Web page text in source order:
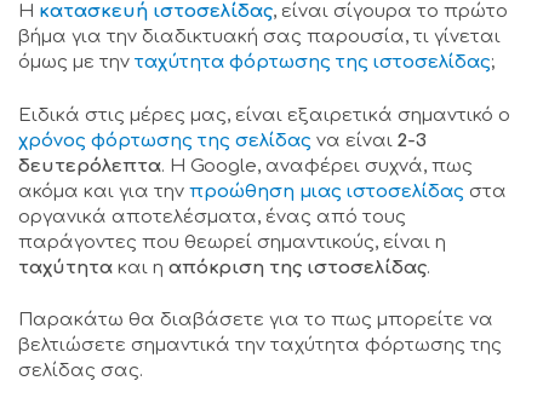
H κατασκευή ιστοσελίδας, είναι σίγουρα το πρώτο
βήμα για την διαδικτυακή σας παρουσία, τι γίνεται
όμως με την ταχύτητα φόρτωσης της ιστοσελίδας;
Ειδικά στις μέρες μας, είναι εξαιρετικά σημαντικό ο
χρόνος φόρτωσης της σελίδας να είναι 2-3
δευτερόλεπτα. Η Google, αναφέρει συχνά, πως
ακόμα και για την προώθηση μιας ιστοσελίδας στα
οργανικά αποτελέσματα, ένας από τους
παράγοντες που θεωρεί σημαντικούς, είναι η
ταχύτητα και η απόκριση της ιστοσελίδας.
Παρακάτω θα διαβάσετε για το πως μπορείτε να
βελτιώσετε σημαντικά την ταχύτητα φόρτωσης της
σελίδας σας.